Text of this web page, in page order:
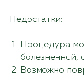
Недостатки:
Процедура
болезненной,
Возможно